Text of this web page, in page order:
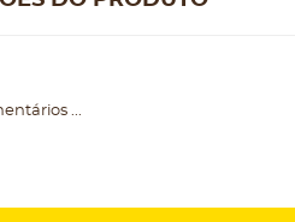
...